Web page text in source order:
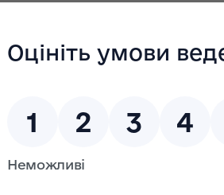
імпорт
АФІ)
нагляд
(контроль)
Як подбати про себе?
Як